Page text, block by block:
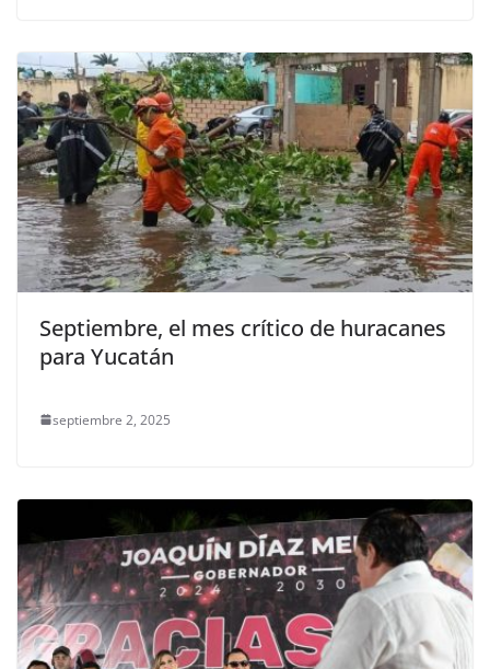
Septiembre, el mes crítico de huracanes
para Yucatán
septiembre 2, 2025